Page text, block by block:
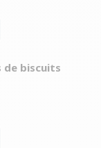
de biscuits